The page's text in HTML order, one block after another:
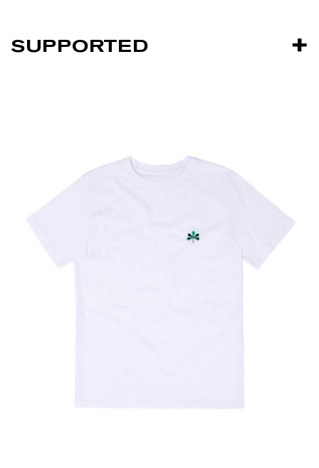
SUPPORTED